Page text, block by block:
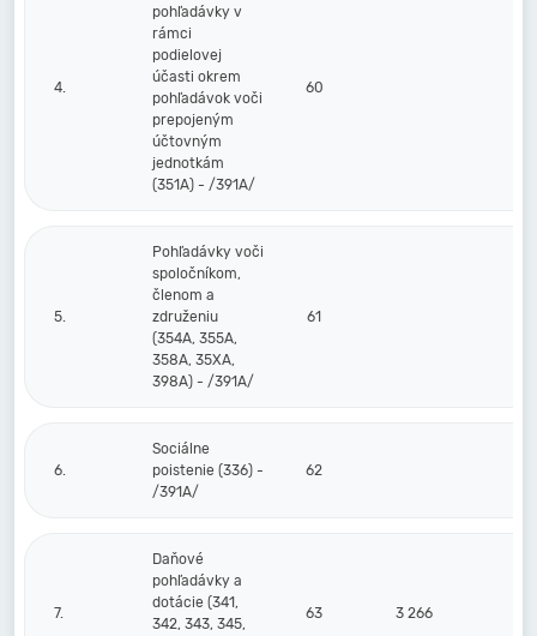
4.
pohľadávky v
rámci
podielovej
účasti okrem
pohľadávok voči
prepojeným
účtovným
jednotkám
(351A) - /391A/
60
5.
Pohľadávky voči
spoločníkom,
členom a
združeniu
(354A, 355A,
358A, 35XA,
398A) - /391A/
61
6.
Sociálne
poistenie (336) -
/391A/
62
7.
Daňové
pohľadávky a
dotácie (341,
342, 343, 345,
63 3 266